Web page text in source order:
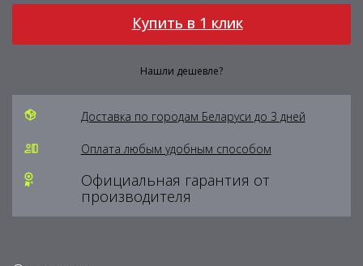
Купить в 1 клик
Нашли дешевле?
Доставка по городам Беларуси до 3 дней
Оплата любым удобным способом
Официальная гарантия от
производителя